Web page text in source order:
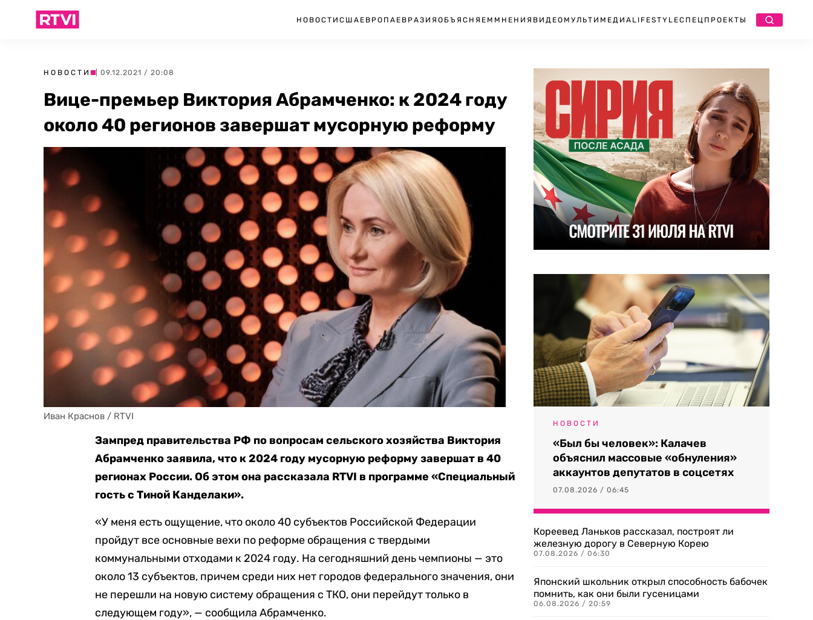
НОВОСТИ США ЕВРОПА ЕВРАЗИЯ ОБЪЯСНЯЕМ МНЕНИЯ ВИДЕО МУЛЬТИМЕДИА LIFESTYLEСПЕЦПРОЕКТЫ
НОВОСТИ | 09.12.2021 / 20:08
Вице-премьер Виктория Абрамченко: к 2024 году
около 40 регионов завершат мусорную реформу
Иван Краснов / RTVI
Зампред правительства РФ по вопросам сельского хозяйства Виктория
Абрамченко заявила, что к 2024 году мусорную реформу завершат в 40
регионах России. Об этом она рассказала RTVI в программе «Специальный
гость с Тиной Канделаки».
«У меня есть ощущение, что около 40 субъектов Российской Федерации
пройдут все основные вехи по реформе обращения с твердыми
коммунальными отходами к 2024 году. На сегодняшний день чемпионы — это
около 13 субъектов, причем среди них нет городов федерального значения, они
не перешли на новую систему обращения с ТКО, они перейдут только в
следующем году», — сообщила Абрамченко.
НОВОСТИ
«Был бы человек»: Калачев
объяснил массовые «обнуления»
аккаунтов депутатов в соцсетях
07.08.2026 / 06:45
Кореевед Ланьков рассказал, построят ли
железную дорогу в Северную Корею
07.08.2026 / 06:30
Японский школьник открыл способность бабочек
помнить, как они были гусеницами
06.08.2026 / 20:59